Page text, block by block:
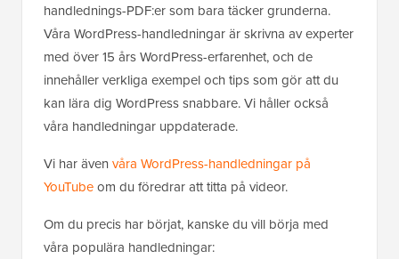
handlednings-PDF:er som bara täcker grunderna.
Våra WordPress-handledningar är skrivna av experter
med över 15 års WordPress-erfarenhet, och de
innehåller verkliga exempel och tips som gör att du
kan lära dig WordPress snabbare. Vi håller också
våra handledningar uppdaterade.
Vi har även våra WordPress-handledningar på
YouTubeom du föredrar att titta på videor.
Om du precis har börjat, kanske du vill börja med
våra populära handledningar: